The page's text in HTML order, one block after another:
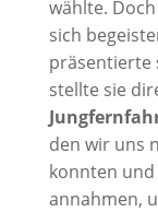
wählte.
sich
präsentierte
stellte sie
den wir uns
konnten
annahmen,